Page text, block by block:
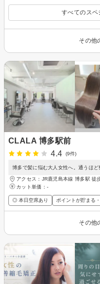
すべてのスペ
その他
CLALA 博多駅前
4.4
(9件)
博多で髪に悩む大人女性へ。通うほ
アクセス：JR鹿児島本線 博多駅 徒
カット単価： -
◎ 本日空席あり ポイントが貯まる
その他